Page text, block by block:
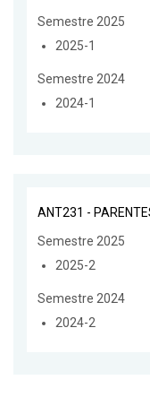
Semestre 2025
2025-1
Semestre 2024
2024-1
ANT231 -
Semestre 2025
2025-2
Semestre 2024
2024-2